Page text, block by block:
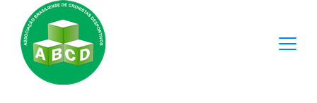
content